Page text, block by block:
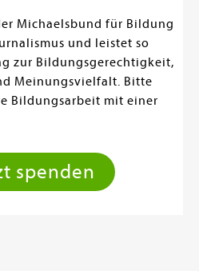
Michaelsbund für Bildung
und leistet so
zur Bildungsgerechtigkeit,
Meinungsvielfalt. Bitte
Bildungsarbeit mit einer
spenden